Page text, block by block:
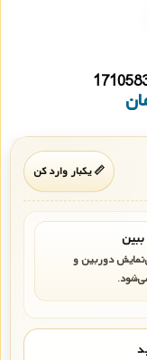
📏 یکبار وارد کن
دوربین و